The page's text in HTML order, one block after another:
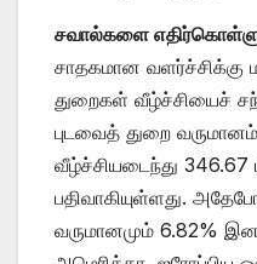
சவால்களை
சாதகமான வளர்ச்சிக்கு
துறைகள் வீழ்ச்சியைச்
புடவைத் துறை
வீழ்ச்சியடைந்து
பதிவாகியுள்ளது.
வருமானமும் 6.82%